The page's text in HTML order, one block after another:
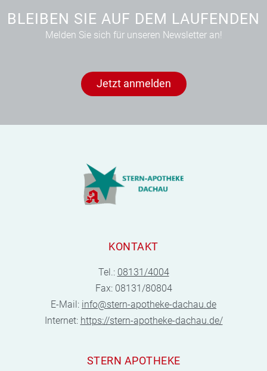
BLEIBEN SIE AUF DEM LAUFENDEN
Melden Sie sich für unseren Newsletter an!
Jetzt anmelden
KONTAKT
Tel.: 08131/4004
Fax: 08131/80804
E-Mail: info@stern-apotheke-dachau.de
Internet: https://stern-apotheke-dachau.de/
STERN APOTHEKE